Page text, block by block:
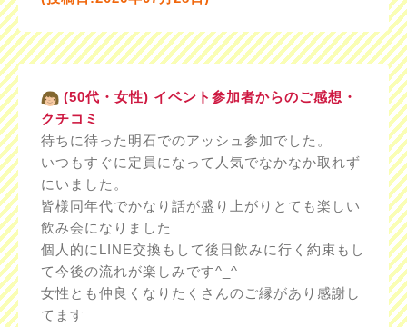
(50代・女性) イベント参加者からのご感想・
クチコミ
待ちに待った明石でのアッシュ参加でした。
いつもすぐに定員になって人気でなかなか取れず
にいました。
皆様同年代でかなり話が盛り上がりとても楽しい
飲み会になりました
個人的にLINE交換もして後日飲みに行く約束もし
て今後の流れが楽しみです^_^
女性とも仲良くなりたくさんのご縁があり感謝し
てます